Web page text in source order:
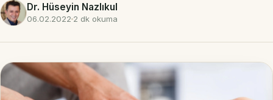
Dr. Hüseyin Nazlıkul
06.02.2022 2 dk okuma